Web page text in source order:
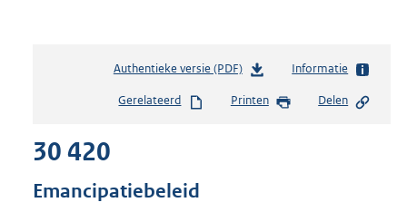
Authentieke versie (PDF)b
s
Informatie
Gerelateerd Printen Delen
30 420
Emancipatiebeleid